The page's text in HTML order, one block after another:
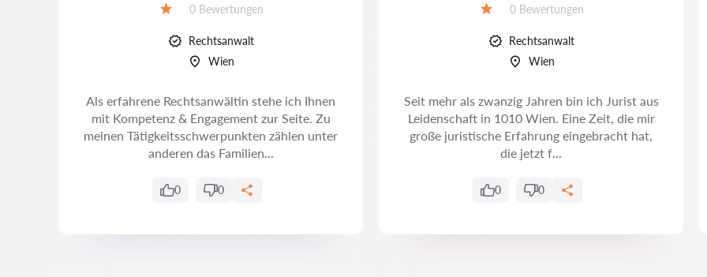
Bewertungen:
0 Bewertungen
Rechtsanwalt
Wien
Als erfahrene Rechtsanwältin stehe ich Ihnen
mit Kompetenz & Engagement zur Seite. Zu
meinen Tätigkeitsschwerpunkten zählen unter
anderen das Familien...
0 0
Bewertungen:
0 Bewertungen
Rechtsanwalt
Wien
Seit mehr als zwanzig Jahren bin ich Jurist aus
Leidenschaft in 1010 Wien. Eine Zeit, die mir
große juristische Erfahrung eingebracht hat,
die jetzt f...
0 0